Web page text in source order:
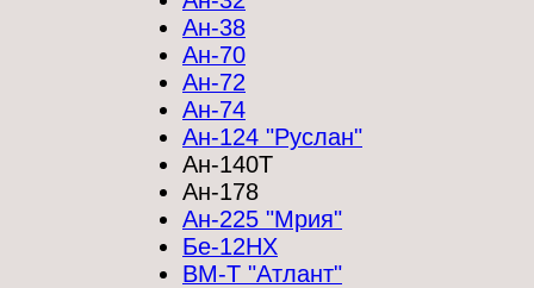
Ан-38
Ан-70
Ан-72
Ан-74
Ан-124 "Руслан"
Ан-140Т
Ан-178
Ан-225 "Мрия"
Бе-12НХ
ВМ-Т "Атлант"